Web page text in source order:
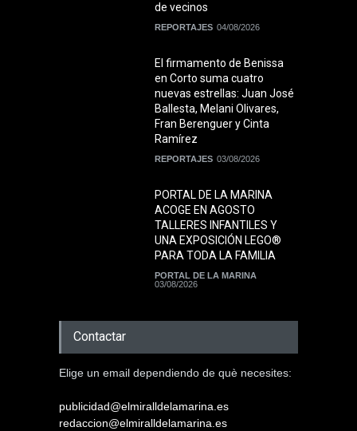
de vecinos
REPORTAJES 04/08/2026
El firmamento de Benissa
en Corto suma cuatro
nuevas estrellas: Juan José
Ballesta, Melani Olivares,
Fran Berenguer y Cinta
Ramírez
REPORTAJES 03/08/2026
PORTAL DE LA MARINA
ACOGE EN AGOSTO
TALLERES INFANTILES Y
UNA EXPOSICIÓN LEGO®
PARA TODA LA FAMILIA
PORTAL DE LA MARINA
03/08/2026
Contactar
Elige un email dependiendo de què necesites:
publicidad@elmiralldelamarina.es
redaccion@elmiralldelamarina.es